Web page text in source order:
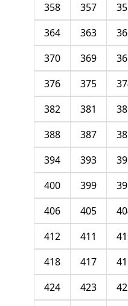
357
358
363
364
369
370
375
376
381
382
387
388
393
394
399
400
405
406
411
412
417
418
423
424